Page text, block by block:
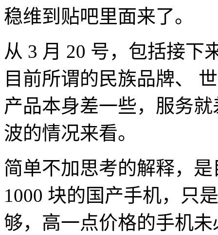
稳维到贴吧里面来了。
从 3 月 20 号，包括接下
目前所谓的民族品牌、
产品本身差一些，服务
波的情况来看。
简单不加思考的解释，
1000 块的国产手机，只
够，高一点价格的手机